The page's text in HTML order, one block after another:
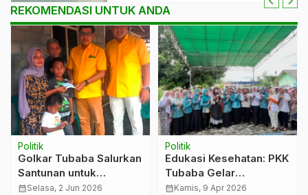
REKOMENDASI UNTUK ANDA
Politik
Golkar Tubaba Salurkan
Santunan untuk
Keluarga Korban
calendar_monthSelasa, 2 Jun 2026
Politik
Edukasi Kesehatan: PKK
Tubaba Gelar
Pemeriksaan HPV DNA
calendar_monthKamis, 9 Apr 2026